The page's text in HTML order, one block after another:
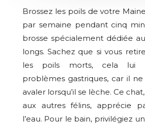
Brossez les poils de votre
par semaine pendant cinq
brosse spécialement dédiée
longs. Sachez que si vous
les poils morts, cela lui
problèmes gastriques, car il
avaler lorsqu’il se lèche. Ce
aux autres félins, apprécie
l’eau. Pour le bain, privilégiez